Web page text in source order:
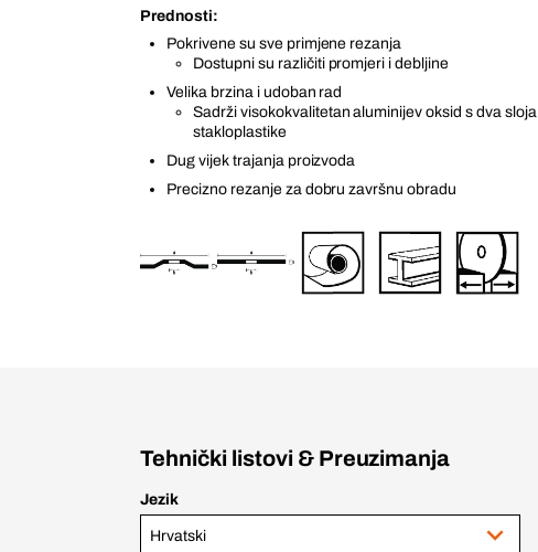
Prednosti:
Pokrivene su sve primjene rezanja
Dostupni su različiti promjeri i debljine
Velika brzina i udoban rad
Sadrži visokokvalitetan aluminijev oksid s dva sloja
stakloplastike
Dug vijek trajanja proizvoda
Precizno rezanje za dobru završnu obradu
Tehnički listovi & Preuzimanja
Jezik
Hrvatski